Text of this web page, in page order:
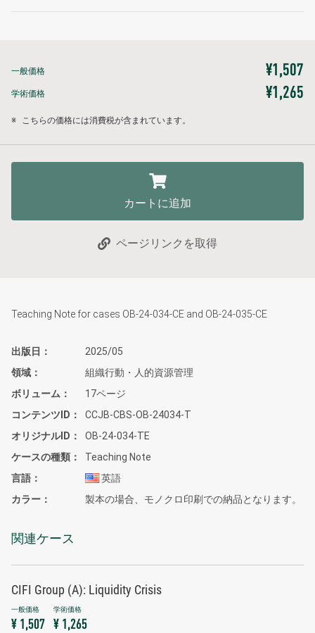
一般価格 ¥1,507
学術価格 ¥1,265
※ こちらの価格には消費税が含まれています。
カートに追加
ページリンクを取得
Teaching Note for cases OB-24-034-CE and OB-24-035-CE
出版日
2025/05
領域
組織行動・人的資源管理
ボリューム
17ページ
コンテンツID
CCJB-CBS-OB-24034-T
オリジナルID
OB-24-034-TE
ケースの種類
Teaching Note
言語
英語
カラー
製本の場合、モノクロ印刷での納品となります。
関連ケース
CIFI Group (A): Liquidity Crisis
¥ 1,507 ¥ 1,265